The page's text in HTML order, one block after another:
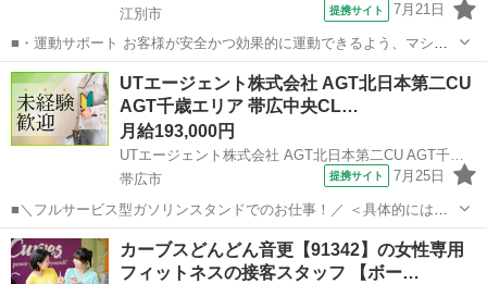
江別市
提携サイト 7月21日
■・運動サポート お客様が安全かつ効果的に運動できるよう、マシン
の使い方をアドバイスします。運動が初めての方や苦手な方がほとん
どなので、難しい指導はありません。「今日はこの動きを意識しまし
ょう！」といったお声がけをしながら、...
北海道 江別市
UTエージェント株式会社 AGT北日本第二CU
AGT千歳エリア 帯広中央CL…
月給193,000円
UTエージェント株式会社 AGT北日本第二CU AGT千歳エリア 帯広中央CL 《AYKY1C》
帯広市
提携サイト 7月25日
■＼フルサービス型ガソリンスタンドでのお仕事！／ ＜具体的には…
＞ ◆接客 ◆ガソリンの給油 ◆車の清掃 ◆洗車 ◆タイヤ交換 【1日の
流れ】 （早番の場合） 07:50出勤 08:00業務開始 12:00昼休...
北海道 帯広市 その他
カーブスどんどん音更【91342】の女性専用
フィットネスの接客スタッフ 【ボー…